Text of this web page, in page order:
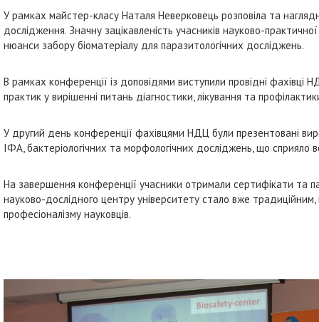
У рамках майстер-класу Наталя Неверковець розповіла та
дослідження. Значну зацікавленість учасників науково-
нюанси забору біоматеріалу для паразитологічних досліджень.
В рамках конференції із доповідями виступили провідні
практик у вирішенні питань діагностики, лікування та
У другий день конференції фахівцями НДЦ були презентовані
ІФА, бактеріологічних та морфологічних досліджень, що сприяло
На завершення конференції учасники отримали сертифікати та
науково-дослідного центру університету стало вже
професіоналізму науковців.